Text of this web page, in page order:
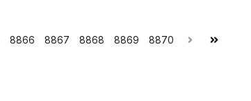
8866 8867 8868 8869 8870